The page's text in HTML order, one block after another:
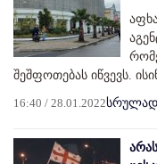
შეშფოთებას იწვევს.
16:40 / 28.01.2022სრულად